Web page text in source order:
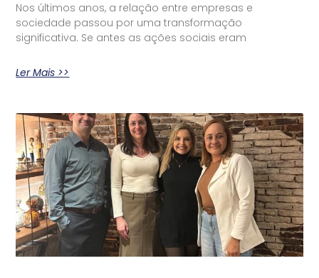
Nos últimos anos, a relação entre empresas e
sociedade passou por uma transformação
significativa. Se antes as ações sociais eram
Ler Mais >>